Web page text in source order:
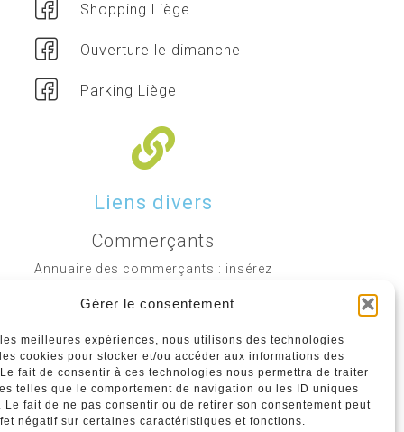
Gérer le consentement
meilleures expériences, nous utilisons des technologies
cookies pour stocker et/ou accéder aux informations des
fait de consentir à ces technologies nous permettra de traiter
telles que le comportement de navigation ou les ID uniques
Le fait de ne pas consentir ou de retirer son consentement peut
négatif sur certaines caractéristiques et fonctions.
Shopping Liège
Ouverture le dimanche
Parking Liège
Liens divers
Commerçants
Annuaire des commerçants : insérez
annuaire sur notre site ci-dessous
www.commerceliege.be